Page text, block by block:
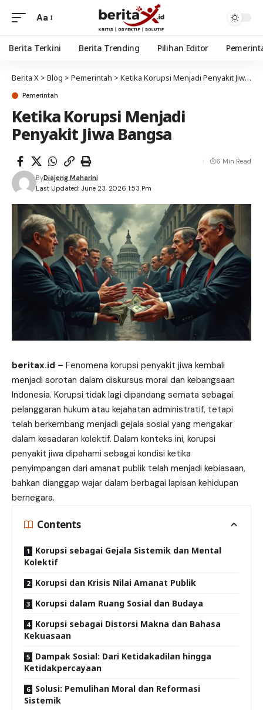
Aa
Berita Terkini Berita Trending Pilihan Editor
Berita X > Blog > Pemerintah > Ketika Korupsi Menjadi Penyakit Jiwa Bangsa
Pemerintah
Ketika Korupsi Menjadi
Penyakit Jiwa Bangsa
Last Updated: June 23, 2026 1:53 Pm
ByDiajeng Maharini
6 Min Read
beritax.id – Fenomena korupsi penyakit jiwa kembali
menjadi sorotan dalam diskursus moral dan kebangsaan
Indonesia. Korupsi tidak lagi dipandang semata sebagai
pelanggaran hukum atau kejahatan administratif, tetapi
telah berkembang menjadi gejala sosial yang mengakar
dalam kesadaran kolektif. Dalam konteks ini, korupsi
penyakit jiwa dipahami sebagai kondisi ketika
penyimpangan dari amanat publik telah menjadi kebiasaan,
bahkan dianggap wajar dalam berbagai lapisan kehidupan
bernegara.
Contents
Korupsi sebagai Gejala Sistemik dan Mental
Kolektif
Korupsi dan Krisis Nilai Amanat Publik
Korupsi dalam Ruang Sosial dan Budaya
Korupsi sebagai Distorsi Makna dan Bahasa
Kekuasaan
Dampak Sosial: Dari Ketidakadilan hingga
Ketidakpercayaan
Solusi: Pemulihan Moral dan Reformasi
Sistemik